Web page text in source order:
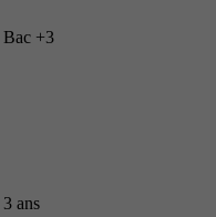
Bac +3
3 ans